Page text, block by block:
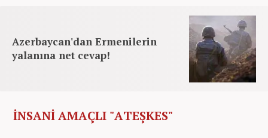
Azerbaycan'dan Ermenilerin
yalanına net cevap!
İNSANİ AMAÇLI "ATEŞKES"